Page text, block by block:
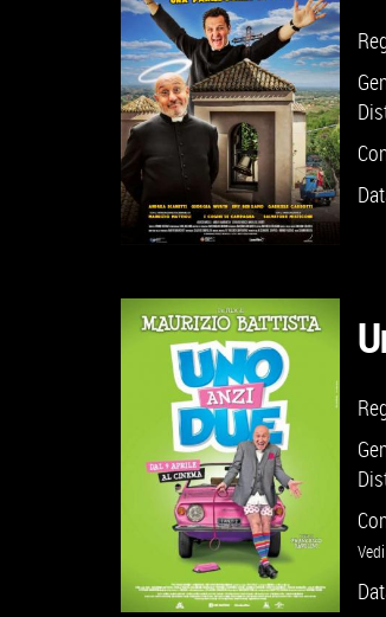
GUARDA IL TRAILER
VAI ALLA SCHEDA
VAI ALLA SCHEDA